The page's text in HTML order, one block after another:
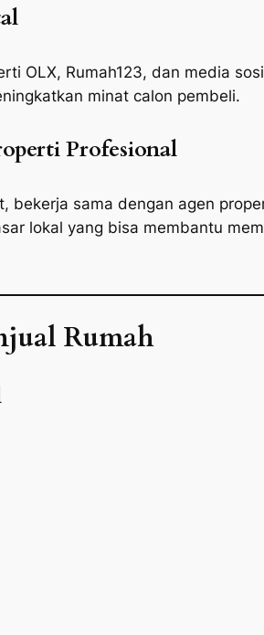
OLX, Rumah123, dan media
minat calon pembeli.
Profesional
bekerja sama dengan agen
lokal yang bisa membantu
Rumah